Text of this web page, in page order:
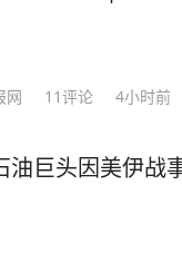
队告诉她，那片
向俱乐部确认安全
。从“膝盖深”到
消费者知情权的
网 11评论 4小时前
油巨头因美伊战